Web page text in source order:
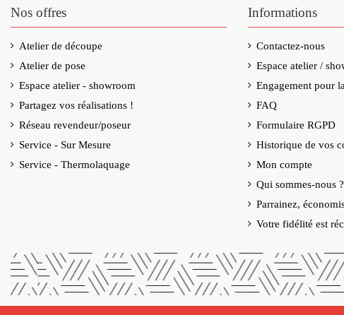
Nos offres
Atelier de découpe
Atelier de pose
Espace atelier - showroom
Partagez vos réalisations !
Réseau revendeur/poseur
Service - Sur Mesure
Service - Thermolaquage
Informations
Contactez-nous
Espace atelier /
Engagement pour
FAQ
Formulaire RGPD
Historique de vos
Mon compte
Qui sommes-nous ?
Parrainez,
Votre fidélité est